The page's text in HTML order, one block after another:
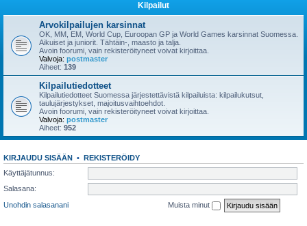
Kilpailut
Arvokilpailujen karsinnat
OK, MM, EM, World Cup, Euroopan GP ja World Games karsinnat Suomessa.
Aikuiset ja juniorit. Tähtäin-, maasto ja talja.
Avoin foorumi, vain rekisteröityneet voivat kirjoittaa.
Valvoja: postmaster
Aiheet: 139
Kilpailutiedotteet
Kilpailutiedotteet Suomessa järjestettävistä kilpailuista: kilpailukutsut,
taulujärjestykset, majoitusvaihtoehdot.
Avoin foorumi, vain rekisteröityneet voivat kirjoittaa.
Valvoja: postmaster
Aiheet: 952
KIRJAUDU SISÄÄN • REKISTERÖIDY
Käyttäjätunnus:
Salasana:
Unohdin salasanani
Muista minut